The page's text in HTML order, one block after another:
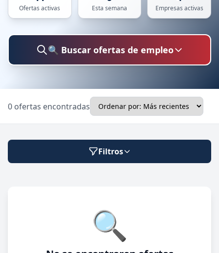
Ofertas activas Esta semana Empresas activas
🔍 Buscar ofertas de empleo
Ubicación
🔍 Buscar
0 ofertas encontradas
Filtros
Modalidad de trabajo🔍